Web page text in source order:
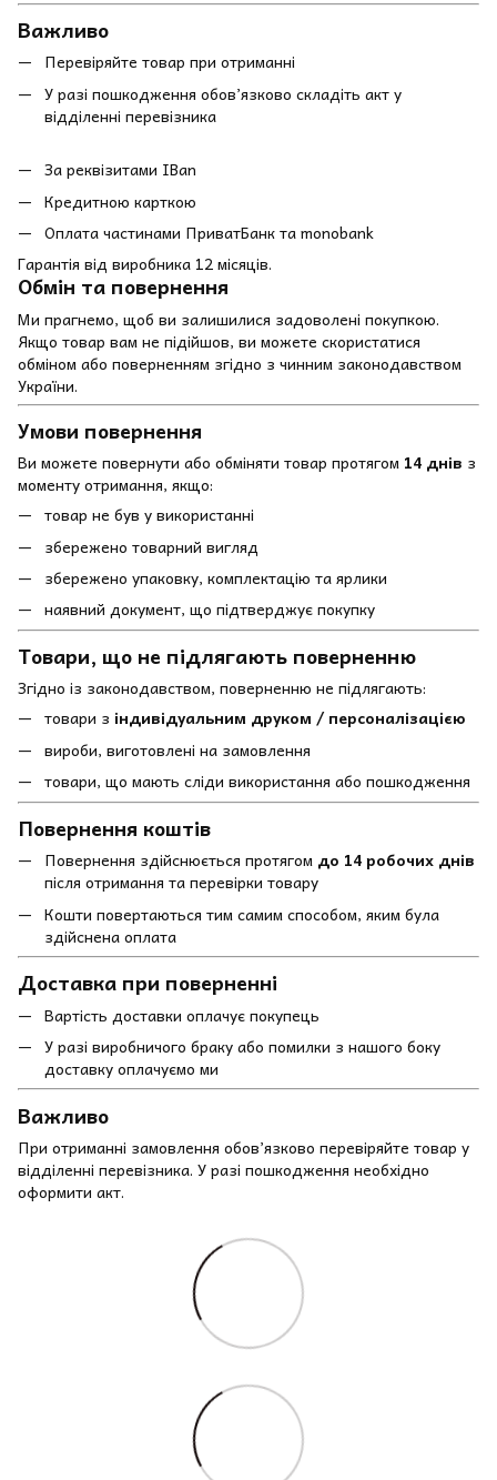
Важливо
Перевіряйте товар при отриманні
У разі пошкодження обов’язково складіть акт у
відділенні перевізника
За реквізитами IBan
Кредитною карткою
Оплата частинами ПриватБанк та monobank
Гарантія від виробника 12 місяців.
Обмін та повернення
Ми прагнемо, щоб ви залишилися задоволені покупкою.
Якщо товар вам не підійшов, ви можете скористатися
обміном або поверненням згідно з чинним законодавством
України.
Умови повернення
Ви можете повернути або обміняти товар протягом 14 днів з
моменту отримання, якщо:
товар не був у використанні
збережено товарний вигляд
збережено упаковку, комплектацію та ярлики
наявний документ, що підтверджує покупку
Товари, що не підлягають поверненню
Згідно із законодавством, поверненню не підлягають:
товари з індивідуальним друком / персоналізацією
вироби, виготовлені на замовлення
товари, що мають сліди використання або пошкодження
Повернення коштів
Повернення здійснюється протягом до 14 робочих днів
після отримання та перевірки товару
Кошти повертаються тим самим способом, яким була
здійснена оплата
Доставка при поверненні
Вартість доставки оплачує покупець
У разі виробничого браку або помилки з нашого боку
доставку оплачуємо ми
Важливо
При отриманні замовлення обов’язково перевіряйте товар у
відділенні перевізника. У разі пошкодження необхідно
оформити акт.